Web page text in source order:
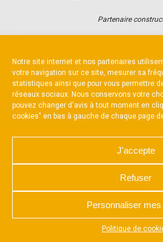
Notre site internet et nos partenaires
votre navigation sur ce site, mesurer sa
statistiques ainsi que pour vous permettre
réseaux sociaux. Nous conservons votre
pouvez changer d'avis à tout moment en
cookies" en bas à gauche de chaque page
J'accepte
Refuser
Personnaliser mes
Politique de
Appuyez sur le bouton partager en bas de
Partenaire
NOUS CONTACTER
CHARTE DE
POLITIQUE D’UTILISATION